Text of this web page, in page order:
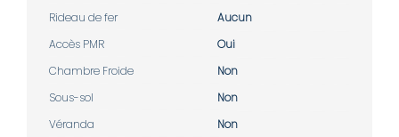
Rideau de fer
Aucun
Accès PMR
Oui
Chambre Froide
Non
Sous-sol
Non
Véranda
Non